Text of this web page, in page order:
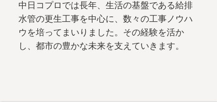
中日コプロでは長年、生活の基盤である給排
水管の更生工事を中心に、数々の工事ノウハ
ウを培ってまいりました。その経験を活か
し、都市の豊かな未来を支えていきます。